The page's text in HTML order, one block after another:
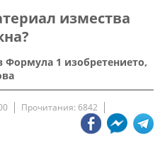
измества
Формула 1 изобретението,
Прочитания: 6842